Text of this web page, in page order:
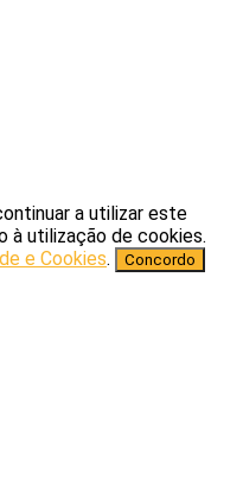
a utilizar este
à utilização de cookies.
e Cookies. Concordo